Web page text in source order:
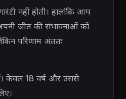
नहीं होती। हालांकि आप
जीत की संभावनाओं को
परिणाम अंततः
केवल 18 वर्ष और उससे